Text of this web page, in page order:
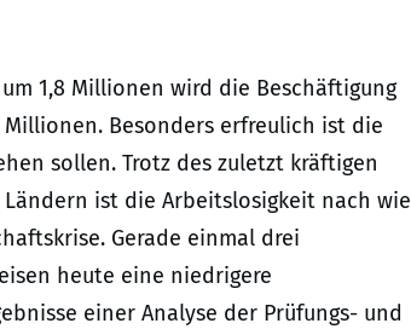
1,8 Millionen wird die Beschäftigung
Millionen. Besonders erfreulich ist die
sollen. Trotz des zuletzt kräftigen
ist die Arbeitslosigkeit nach wie
Gerade einmal drei
heute eine niedrigere
einer Analyse der Prüfungs- und